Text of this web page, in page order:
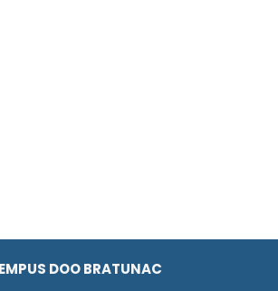
DOO BRATUNAC